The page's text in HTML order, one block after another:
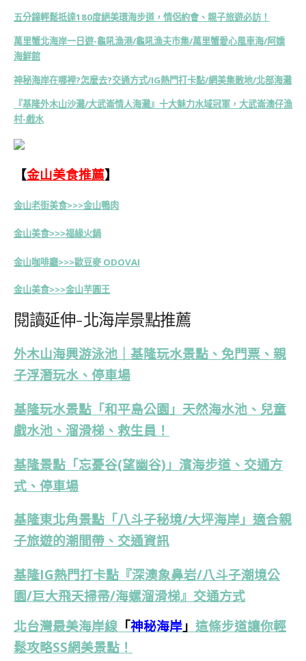
五分鐘輕鬆抵達180度絕美環海步道，情侶約會、親子旅遊必訪！
萬里蟹北海岸一日遊-龜吼漁港/龜吼漁夫市集/萬里蟹愛心風車海/阿嬌
海鮮館
神秘海岸在哪裡?怎麼去?交通方式/IG熱門打卡點/網美集散地/北部海灘
『基隆外木山沙灘/大武崙情人海灘』十大魅力水域冠軍，大武崙澳仔漁
村-戲水
【金山美食推薦】
金山老街美食>>>金山鴨肉
金山美食>>>福緣火鍋
金山咖啡廳>>>歐豆麥 ODOVAI
金山美食>>>金山芋圓王
閱讀延伸-北海岸景點推薦
外木山海興游泳池｜基隆玩水景點、免門票、親
子浮潛玩水、停車場
基隆玩水景點「和平島公園」天然海水池、兒童
戲水池、溜滑梯、救生員！
基隆景點「忘憂谷(望幽谷)」濱海步道、交通方
式、停車場
基隆東北角景點「八斗子秘境/大坪海岸」適合親
子旅遊的潮間帶、交通資訊
基隆IG熱門打卡點『深澳象鼻岩/八斗子潮境公
園/巨大飛天掃帚/海螺溜滑梯』交通方式
北台灣最美海岸線 「神秘海岸 」 這條步道讓你輕
鬆攻略SS網美景點！